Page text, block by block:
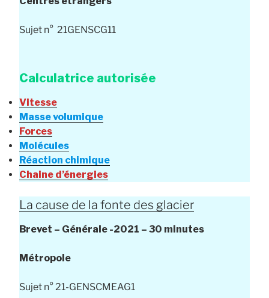
Sujet n° 21GENSCG11
Calculatrice autorisée
Vitesse
Masse volumique
Forces
Molécules
Réaction chimique
Chaine d’énergies
La cause de la fonte des glacier
Brevet – Générale -2021 – 30 minutes
Métropole
Sujet n° 21-GENSCMEAG1